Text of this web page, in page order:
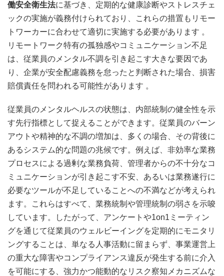
働安全衛生法に基づき、定期的な健康診断やストレスチェ
ックの実施が義務付けられており、これらの措置もリモー
トワーカーに合わせて適切に実施する必要があります 。
リモートワーク特有の孤独感やコミュニケーション不足
は、従業員のメンタル不調を引き起こす大きな要因であ
り、企業が安全配慮義務を怠ったと判断された場合、損害
賠償責任を問われる可能性があります 。
従業員のメンタルヘルスの状態は、内部統制の健全性を示
す先行指標として捉えることができます。従業員のバーン
アウトや精神的な不調の増加は、多くの場合、その背後に
あるシステム的な問題の兆候です。例えば、非効率な業務
プロセスによる過剰な業務負荷、管理者からの不十分なコ
ミュニケーションが引き起こす不安、あるいは業務遂行に
必要なツールが不足していることへの不満などが考えられ
ます。これらはすべて、業務統制や管理統制の弱さを示唆
しています。したがって、アンケートや1on1ミーティン
グを通じて従業員のウェルビーイングを定期的にモニタリ
ングすることは、単なる人事活動に留まらず、事業運営上
の重大な障害やコンプライアンス違反が発生する前に介入
を可能にする、強力かつ能動的なリスク察知メカニズムな